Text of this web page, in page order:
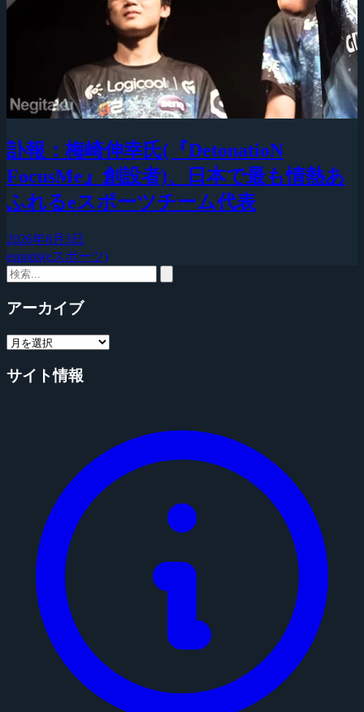
訃報：梅崎伸幸氏(『DetonatioN
FocusMe』創設者)、日本で最も情熱あ
ふれるeスポーツチーム代表
2026年8月3日
esports(eスポーツ)
アーカイブ
サイト情報